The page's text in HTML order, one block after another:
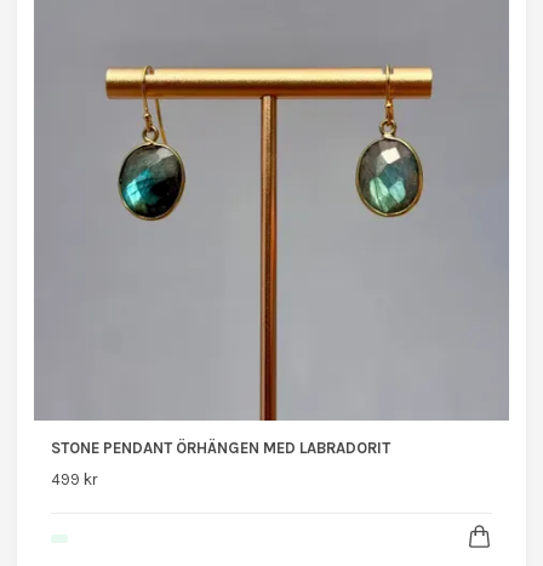
STONE PENDANT ÖRHÄNGEN MED LABRADORIT
499 kr